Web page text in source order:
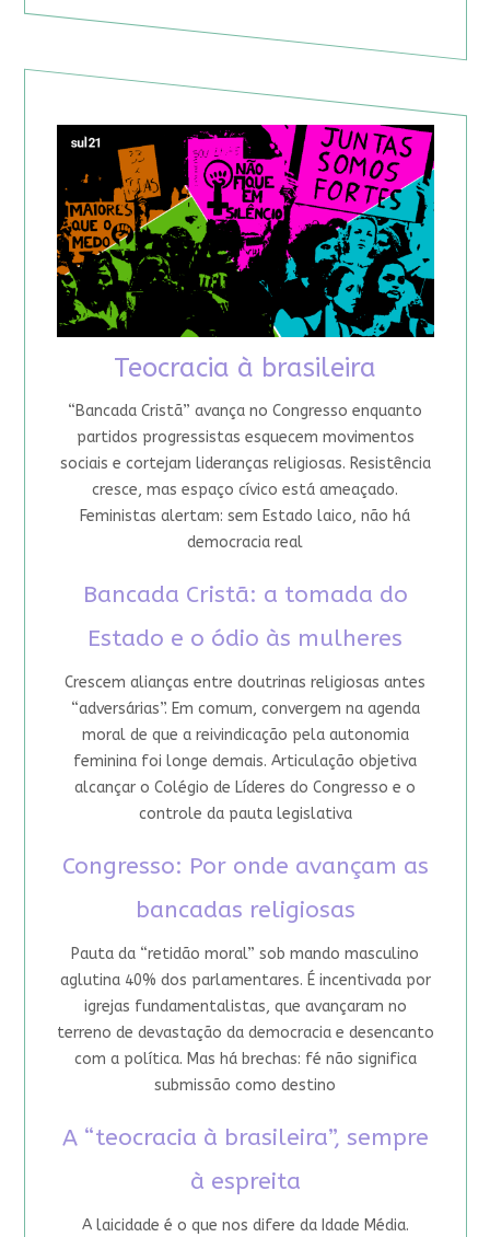
Teocracia à brasileira
“Bancada Cristã” avança no Congresso enquanto
partidos progressistas esquecem movimentos
sociais e cortejam lideranças religiosas. Resistência
cresce, mas espaço cívico está ameaçado.
Feministas alertam: sem Estado laico, não há
democracia real
Bancada Cristã: a tomada do
Estado e o ódio às mulheres
Crescem alianças entre doutrinas religiosas antes
“adversárias”. Em comum, convergem na agenda
moral de que a reivindicação pela autonomia
feminina foi longe demais. Articulação objetiva
alcançar o Colégio de Líderes do Congresso e o
controle da pauta legislativa
Congresso: Por onde avançam as
bancadas religiosas
Pauta da “retidão moral” sob mando masculino
aglutina 40% dos parlamentares. É incentivada por
igrejas fundamentalistas, que avançaram no
terreno de devastação da democracia e desencanto
com a política. Mas há brechas: fé não significa
submissão como destino
A “teocracia à brasileira”, sempre
à espreita
A laicidade é o que nos difere da Idade Média.